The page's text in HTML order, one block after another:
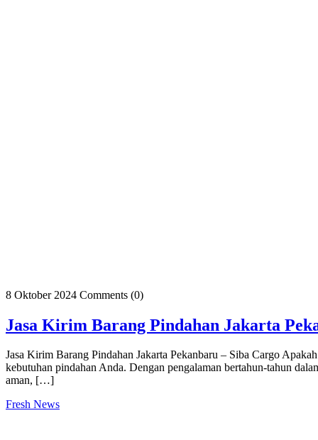
8 Oktober 2024 Comments (0)
Jasa Kirim Barang Pindahan Jakarta
Jasa Kirim Barang Pindahan Jakarta Pekanbaru – Siba Cargo
kebutuhan pindahan Anda. Dengan pengalaman bertahun-tahun
aman, […]
Fresh News